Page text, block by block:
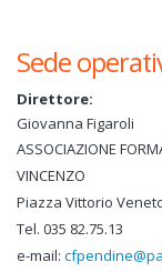
Sede
Direttore:
Giovanna Figaroli
ASSOCIAZIONE
VINCENZO
Piazza Vittorio
Tel. 035 82.75.13
e-mail: